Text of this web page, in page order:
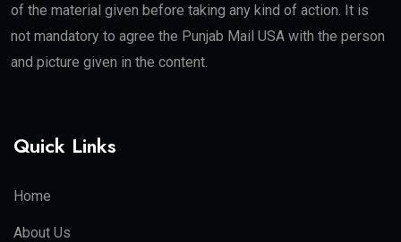
of the material given before taking any kind of action. It is
not mandatory to agree the Punjab Mail USA with the person
and picture given in the content.
Quick Links
Home
About Us